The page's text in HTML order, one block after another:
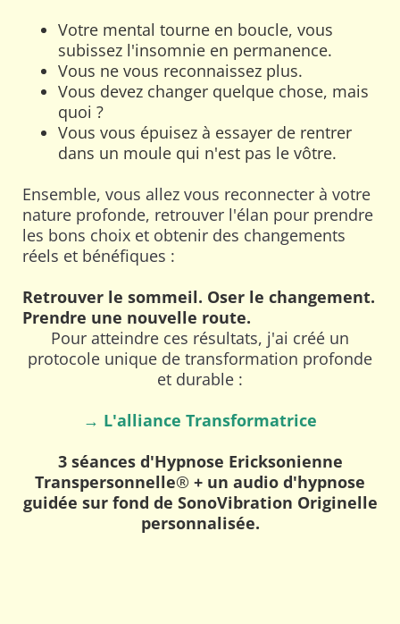
Votre mental tourne en boucle, vous
subissez l'insomnie en permanence.
Vous ne vous reconnaissez plus.
Vous devez changer quelque chose, mais
quoi ?
Vous vous épuisez à essayer de rentrer
dans un moule qui n'est pas le vôtre.
Ensemble, vous allez vous reconnecter à votre
nature profonde, retrouver l'élan pour prendre
les bons choix et obtenir des changements
réels et bénéfiques :
Retrouver le sommeil. Oser le changement.
Prendre une nouvelle route.
Pour atteindre ces résultats, j'ai créé un
protocole unique de transformation profonde
et durable :
→ L'alliance Transformatrice
3 séances d'Hypnose Ericksonienne
Transpersonnelle® + un audio d'hypnose
guidée sur fond de SonoVibration Originelle
personnalisée.